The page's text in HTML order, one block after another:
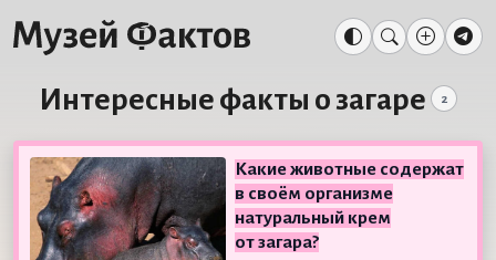
Интересные факты о загаре 2
Какие животные содержат
в своём организме
натуральный крем
от загара?